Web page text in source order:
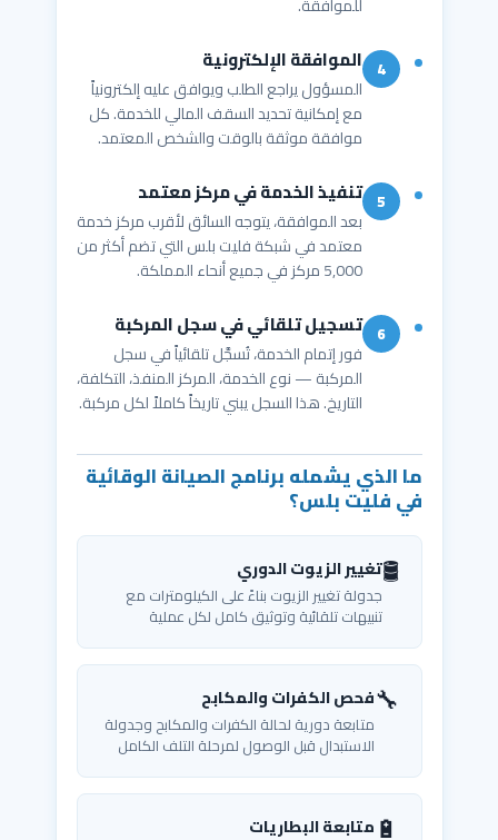
4 الموافقة الإلكترونية
المسؤول يراجع الطلب ويوافق عليه إلكترونياً
مع إمكانية تحديد السقف المالي للخدمة. كل
موافقة موثقة بالوقت والشخص المعتمد.
5 تنفيذ الخدمة في مركز معتمد
بعد الموافقة، يتوجه السائق لأقرب مركز خدمة
معتمد في شبكة فليت بلس التي تضم أكثر من
5,000 مركز في جميع أنحاء المملكة.
6 تسجيل تلقائي في سجل المركبة
فور إتمام الخدمة، تُسجَّل تلقائياً في سجل
المركبة — نوع الخدمة، المركز المنفذ، التكلفة،
التاريخ. هذا السجل يبني تاريخاً كاملاً لكل مركبة.
ما الذي يشمله برنامج الصيانة الوقائية
في فليت بلس؟
🛢️تغيير الزيوت الدوري
جدولة تغيير الزيوت بناءً على الكيلومترات مع
تنبيهات تلقائية وتوثيق كامل لكل عملية
🔧فحص الكفرات والمكابح
متابعة دورية لحالة الكفرات والمكابح وجدولة
الاستبدال قبل الوصول لمرحلة التلف الكامل
🔋 متابعة البطاريات